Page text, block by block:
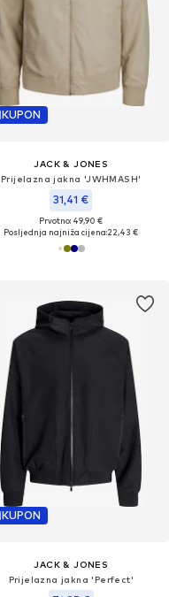
KUPON
JACK & JONES
Prijelazna jakna 'JWHMASH'
31,41 €
Prvotno: 49,90 €
Posljednja najniža cijena:22,43 €
KUPON
JACK & JONES
Prijelazna jakna 'Perfect'